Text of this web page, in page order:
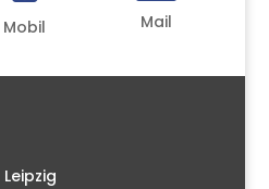
Mobil Mail